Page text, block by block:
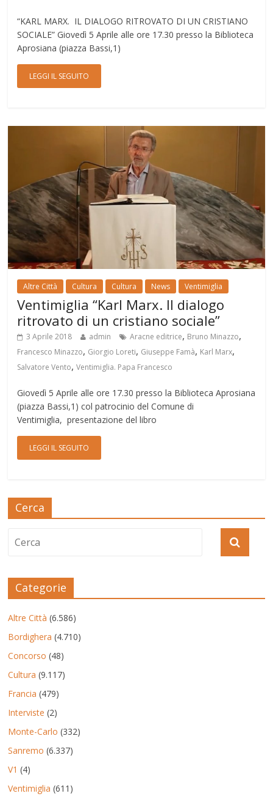
“KARL MARX. IL DIALOGO RITROVATO DI UN CRISTIANO
SOCIALE” Giovedì 5 Aprile alle ore 17.30 presso la Biblioteca
Aprosiana (piazza Bassi,1)
LEGGI IL SEGUITO
Altre Città Cultura Cultura News Ventimiglia
Ventimiglia “Karl Marx. Il dialogo
ritrovato di un cristiano sociale”
3 Aprile 2018 admin Aracne editrice, Bruno Minazzo,
Francesco Minazzo, Giorgio Loreti, Giuseppe Famà, Karl Marx,
Salvatore Vento,Ventimiglia. Papa Francesco
Giovedì 5 Aprile alle ore 17.30 presso la Biblioteca Aprosiana
(piazza Bassi,1) col patrocinio del Comune di
Ventimiglia, presentazione del libro
LEGGI IL SEGUITO
Cerca
Categorie
Altre Città (6.586)
Bordighera (4.710)
Concorso (48)
Cultura (9.117)
Francia (479)
Interviste (2)
Monte-Carlo (332)
Sanremo (6.337)
V1 (4)
Ventimiglia (611)